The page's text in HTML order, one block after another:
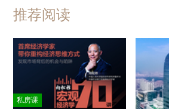
推荐阅读
私房课